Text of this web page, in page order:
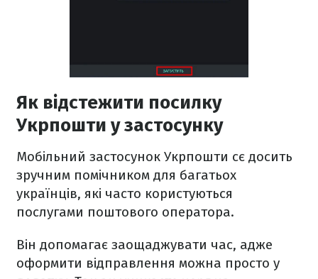
Як відстежити посилку
Укрпошти у застосунку
Мобільний застосунок Укрпошти сє досить
зручним помічником для багатьох
українців, які часто користуються
послугами поштового оператора.
Він допомагає заощаджувати час, адже
оформити відправлення можна просто у